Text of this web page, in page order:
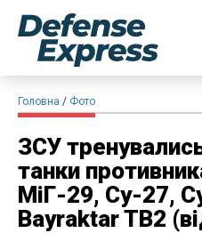
Головна Фото
ЗСУ
танки
МіГ-29, Су-27,
Bayraktar TB2